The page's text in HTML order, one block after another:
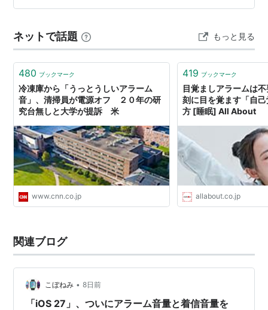
正式版までの逃げ道もひとつ どうも、となりです。 寝る
入る。翌朝…
ネットで話題 もっと見る
480 ブックマーク
冷凍庫から「うっとうしいアラーム
音」、清掃員が電源オフ ２０年の研
究台無しと大学が提訴 米
www.cnn.co.jp
419 ブックマーク
目覚ましアラームは
刻に目を覚ます「自
方 [睡眠] All About
allabout.co.jp
関連ブログ
こぼねみ • 8日前
「iOS 27」、ついにアラーム音量と着信音量を